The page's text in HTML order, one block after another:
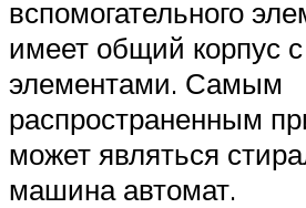
вспомогательного
имеет общий корпус
элементами. Самым
распространенным
может являться
машина автомат.